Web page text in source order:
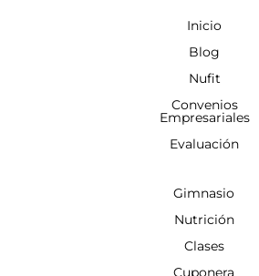
Inicio
Blog
Nufit
Convenios
Empresariales
Evaluación
Gimnasio
Nutrición
Clases
Cuponera